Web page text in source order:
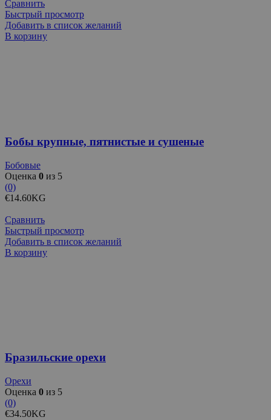
Сравнить
Быстрый просмотр
Добавить в список желаний
В корзину
Бобы крупные, пятнистые и сушеные
Бобовые
Оценка 0 из 5
(0)
€14.60KG
Сравнить
Быстрый просмотр
Добавить в список желаний
В корзину
Бразильские орехи
Орехи
Оценка 0 из 5
(0)
€34.50KG